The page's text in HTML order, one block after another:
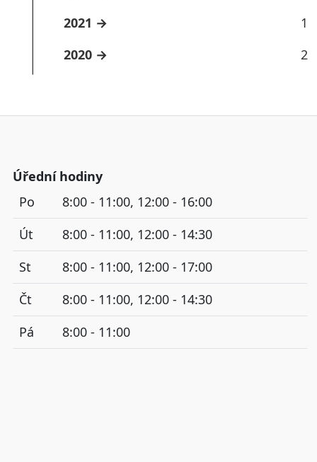
2021
1
2020
2
Úřední hodiny
Po
8:00 - 11:00, 12:00 - 16:00
Út
8:00 - 11:00, 12:00 - 14:30
St
8:00 - 11:00, 12:00 - 17:00
Čt
8:00 - 11:00, 12:00 - 14:30
Pá
8:00 - 11:00